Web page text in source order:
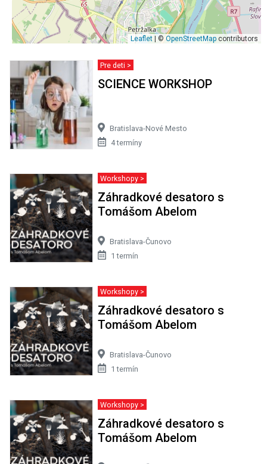
Leaflet | © OpenStreetMap contributors
Pre deti >
SCIENCE WORKSHOP
Bratislava-Nové Mesto
4 termíny
Workshopy >
Záhradkové desatoro s
Tomášom Abelom
Bratislava-Čunovo
1 termín
Workshopy >
Záhradkové desatoro s
Tomášom Abelom
Bratislava-Čunovo
1 termín
Workshopy >
Záhradkové desatoro s
Tomášom Abelom